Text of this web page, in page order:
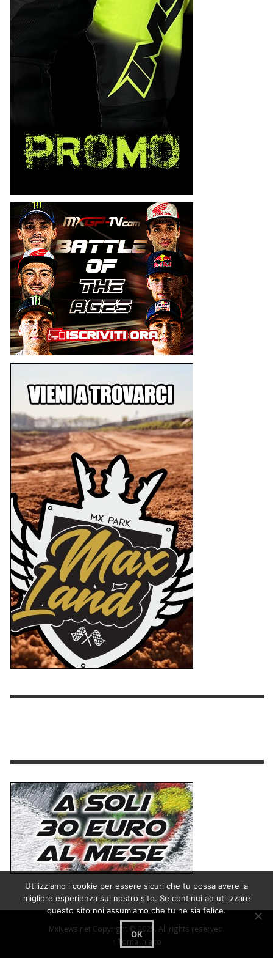
MxNews.net Copyright © 2025. All rights reserved.
↑ Torna in alto
Utilizziamo i cookie per essere sicuri che tu possa avere la
migliore esperienza sul nostro sito. Se continui ad utilizzare
questo sito noi assumiamo che tu ne sia felice.
OK